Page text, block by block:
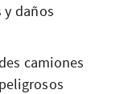
daños
camiones